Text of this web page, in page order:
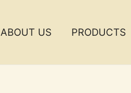
ABOUT US PRODUCTS